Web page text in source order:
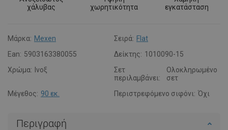
χάλυβας
χωρητικότητα
εγκατάσταση
Μάρκα: Mexen Σειρά: Flat
Ean: 5903163380055 Δείκτης: 1010090-15
Χρώμα: Ινοξ
Σετ
περιλαμβάνει:
Ολοκληρωμένο
σετ
Μέγεθος: 90 εκ. Περιστρεφόμενο σιφόνι: Όχι
Περιγραφή